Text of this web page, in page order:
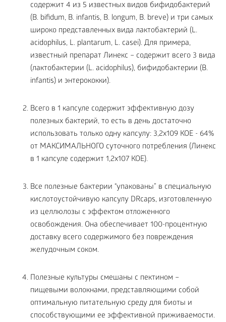
содержит 4 из 5 известных видов бифидобактерий
(B. bifidum, B. infantis, B. longum, B. breve) и три самых
широко представленных вида лактобактерий (L.
acidophilus, L. plantarum, L. casei). Для примера,
известный препарат Линекс – содержит всего 3 вида
(лактобактерии (L. acidophilus), бифидобактерии (B.
infantis) и энтерококки).
Всего в 1 капсуле содержит эффективную дозу
полезных бактерий, то есть в день достаточно
использовать только одну капсулу: 3,2х109 КОЕ - 64%
от МАКСИМАЛЬНОГО суточного потребления (Линекс
в 1 капсуле содержит 1,2х107 КОЕ).
Все полезные бактерии “упакованы” в специальную
кислотоустойчивую капсулу DRcaps, изготовленную
из целлюлозы с эффектом отложенного
освобождения. Она обеспечивает 100-процентную
доставку всего содержимого без повреждения
желудочным соком.
Полезные культуры смешаны с пектином –
пищевыми волокнами, представляющими собой
оптимальную питательную среду для биоты и
способствующими ее эффективной приживаемости.